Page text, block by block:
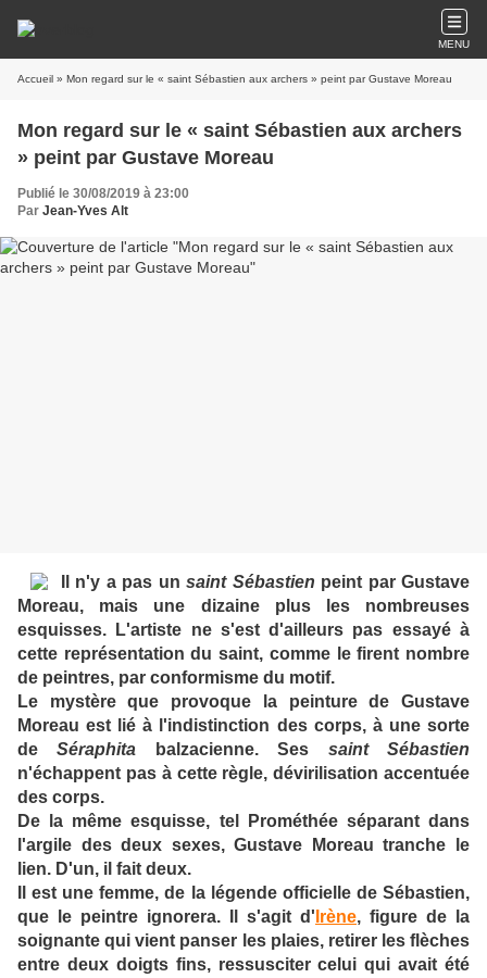
MENU
Accueil » Mon regard sur le « saint Sébastien aux archers » peint par Gustave Moreau
Mon regard sur le « saint Sébastien aux archers
» peint par Gustave Moreau
Publié le 30/08/2019 à 23:00
Par Jean-Yves Alt
Il n'y a pas unsaint Sébastien peint par Gustave
Moreau, mais une dizaine plus les nombreuses
esquisses. L'artiste ne s'est d'ailleurs pas essayé à
cette représentation du saint, comme le firent nombre
de peintres, par conformisme du motif.
Le mystère que provoque la peinture de Gustave
Moreau est lié à l'indistinction des corps, à une sorte
deSéraphita balzacienne. Ses saint Sébastien
n'échappent pas à cette règle, dévirilisation accentuée
des corps.
De la même esquisse, tel Prométhée séparant dans
l'argile des deux sexes, Gustave Moreau tranche le
lien. D'un, il fait deux.
Il est une femme, de la légende officielle de Sébastien,
que le peintre ignorera. Il s'agit d' Irène, figure de la
soignante qui vient panser les plaies, retirer les flèches
entre deux doigts fins, ressusciter celui qui avait été